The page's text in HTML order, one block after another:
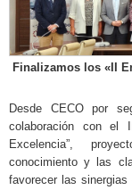
Finalizamos los «II
Desde CECO por
colaboración con el
Excelencia”,
conocimiento y las
favorecer las